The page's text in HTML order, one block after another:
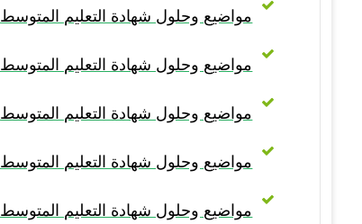
مواضيع وحلول شهادة التعليم المتوسط 2016 – BEM 2016
مواضيع وحلول شهادة التعليم المتوسط 2015 – BEM 2015
مواضيع وحلول شهادة التعليم المتوسط 2014 – BEM 2014
مواضيع وحلول شهادة التعليم المتوسط 2013 – BEM 2013
مواضيع وحلول شهادة التعليم المتوسط 2012 – BEM 2012